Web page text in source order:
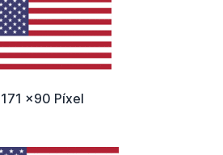
171 x90 Píxel